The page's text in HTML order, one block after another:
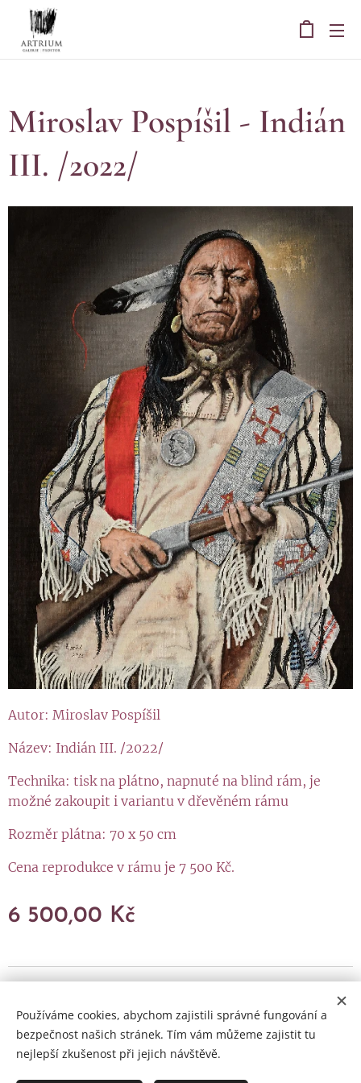
Miroslav Pospíšil - Indián
III. /2022/
Autor: Miroslav Pospíšil
Název: Indián III. /2022/
Technika: tisk na plátno, napnuté na blind rám, je
možné zakoupit i variantu v dřevěném rámu
Rozměr plátna: 70 x 50 cm
Cena reprodukce v rámu je 7 500 Kč.
6 500,00 Kč
DIČ: CZ06052673
Obchodní podmínkyaReklamační řád Cookies
Používáme cookies, abychom zajistili správné fungování a
bezpečnost našich stránek. Tím vám můžeme zajistit tu
nejlepší zkušenost při jejich návštěvě.